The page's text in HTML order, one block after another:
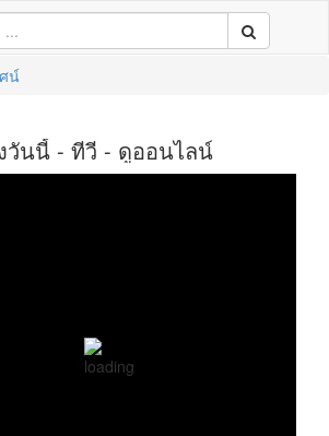
น์
วันนี้ - ทีวี - ดูออนไลน์